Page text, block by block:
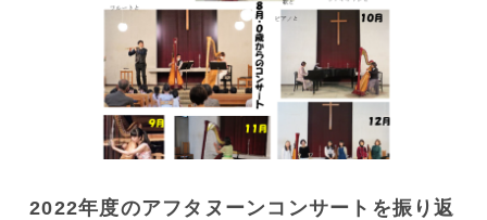
2022年度のアフタヌーンコンサートを振り返